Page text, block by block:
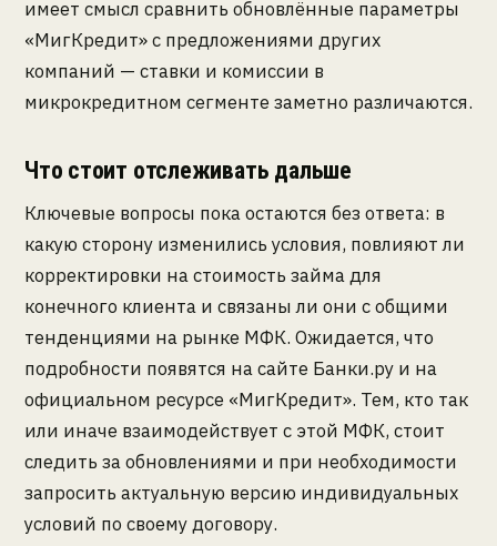
имеет смысл сравнить обновлённые параметры
«МигКредит» с предложениями других
компаний — ставки и комиссии в
микрокредитном сегменте заметно различаются.
Что стоит отслеживать дальше
Ключевые вопросы пока остаются без ответа: в
какую сторону изменились условия, повлияют ли
корректировки на стоимость займа для
конечного клиента и связаны ли они с общими
тенденциями на рынке МФК. Ожидается, что
подробности появятся на сайте Банки.ру и на
официальном ресурсе «МигКредит». Тем, кто так
или иначе взаимодействует с этой МФК, стоит
следить за обновлениями и при необходимости
запросить актуальную версию индивидуальных
условий по своему договору.